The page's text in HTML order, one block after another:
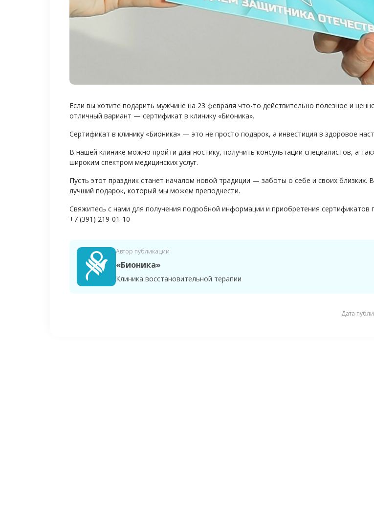
Если вы хотите подарить мужчине на 23 февраля что-то действительно полезное и
отличный вариант — сертификат в клинику «Бионика».
Сертификат в клинику «Бионика» — это не просто подарок, а инвестиция в здоровое
В нашей клинике можно пройти диагностику, получить консультации специалистов, а
широким спектром медицинских услуг.
Пусть этот праздник станет началом новой традиции — заботы о себе и своих близких.
лучший подарок, который мы можем преподнести.
Свяжитесь с нами для получения подробной информации и приобретения сертификатов
+7 (391) 219-01-10
Автор публикации
«Бионика»
Клиника восстановительной терапии
Дата